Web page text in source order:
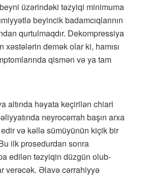
üzərindəki təzyiqi minimuma
beyincik badamcıqlarının
qurtulmaqdır. Dekompressiya
xəstələrin demək olar ki, hamısı
qismən və ya tam
altında həyata keçirilən chiari
neyrocərrah başın arxa
və kəllə sümüyünün kiçik bir
ilk prosedurdan sonra
edilən təzyiqin düzgün olub-
verəcək. Əlavə cərrahiyyə